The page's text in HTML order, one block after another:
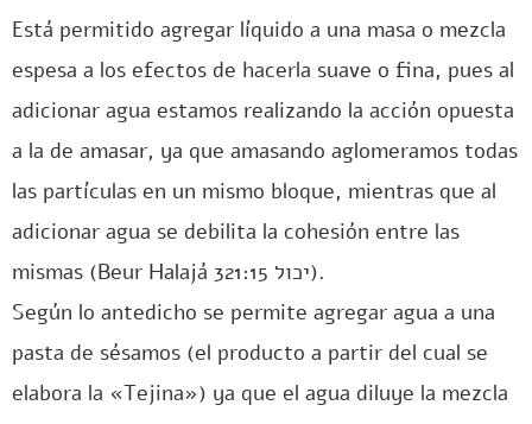
Está permitido agregar líquido a una masa o mezcla
espesa a los efectos de hacerla suave o fina, pues al
adicionar agua estamos realizando la acción opuesta
a la de amasar, ya que amasando aglomeramos todas
las partículas en un mismo bloque, mientras que al
adicionar agua se debilita la cohesión entre las
mismas (Beur Halajá 321:15 יכול).
Según lo antedicho se permite agregar agua a una
pasta de sésamos (el producto a partir del cual se
elabora la «Tejina») ya que el agua diluye la mezcla